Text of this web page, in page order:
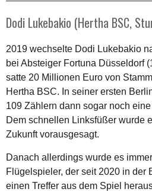
Dodi Lukebakio (Hertha BSC,
2019 wechselte Dodi Lukebakio
bei Absteiger Fortuna Düsseldorf
satte 20 Millionen Euro von
Hertha BSC. In seiner ersten
109 Zählern dann sogar noch
Dem schnellen Linksfüßer wurde
Zukunft vorausgesagt.
Danach allerdings wurde es
Flügelspieler, der seit 2020 in der
einen Treffer aus dem Spiel